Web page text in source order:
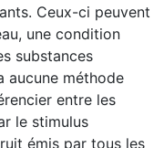
Ceux-ci peuvent
une condition
substances
aucune méthode
entre les
le stimulus
émis par tous les